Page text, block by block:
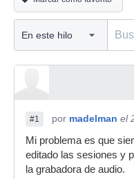
#1 por madelman el
Mi problema es que
editado las sesiones y
la grabadora de audio.